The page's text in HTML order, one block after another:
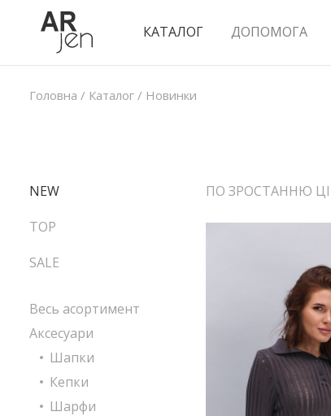
КАТАЛОГ ДОПОМОГА
Головна / Каталог / Новинки
ПО ЗРОСТАННЮ
NEW
TOP
SALE
Весь асортимент
Аксесуари
Шапки
Кепки
Шарфи